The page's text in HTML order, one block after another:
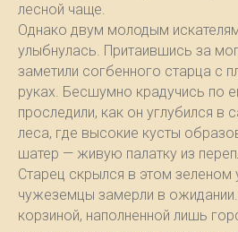
лесной чаще.
Однако двум молодым
улыбнулась. Притаившись за
заметили согбенного старца с
руках. Бесшумно крадучись по
проследили, как он углубился в
леса, где высокие кусты
шатер — живую палатку из
Старец скрылся в этом
чужеземцы замерли в
корзиной, наполненной лишь